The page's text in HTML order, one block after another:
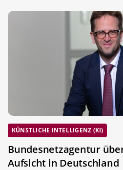
KÜNSTLICHE INTELLIGENZ (KI)
Bundesnetzagentur
Aufsicht in Deutschland